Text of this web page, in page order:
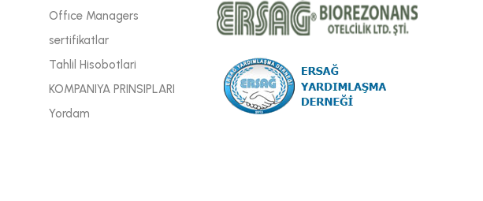
Offıce Managers
sertifikatlar
Tahlil Hisobotlari
KOMPANIYA PRINSIPLARI
Yordam